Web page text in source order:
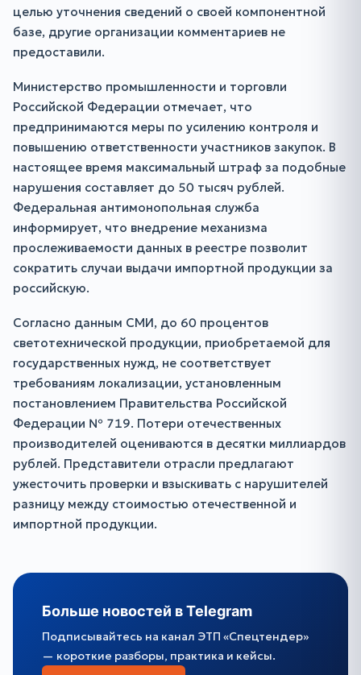
целью уточнения сведений о своей компонентной
базе, другие организации комментариев не
предоставили.
Министерство промышленности и торговли
Российской Федерации отмечает, что
предпринимаются меры по усилению контроля и
повышению ответственности участников закупок. В
настоящее время максимальный штраф за подобные
нарушения составляет до 50 тысяч рублей.
Федеральная антимонопольная служба
информирует, что внедрение механизма
прослеживаемости данных в реестре позволит
сократить случаи выдачи импортной продукции за
российскую.
Согласно данным СМИ, до 60 процентов
светотехнической продукции, приобретаемой для
государственных нужд, не соответствует
требованиям локализации, установленным
постановлением Правительства Российской
Федерации № 719. Потери отечественных
производителей оцениваются в десятки миллиардов
рублей. Представители отрасли предлагают
ужесточить проверки и взыскивать с нарушителей
разницу между стоимостью отечественной и
импортной продукции.
Больше новостей в Telegram
Подписывайтесь на канал ЭТП «Спецтендер»
— короткие разборы, практика и кейсы.